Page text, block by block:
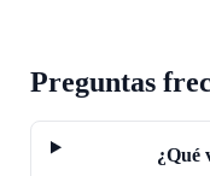
Preguntas
¿Qué